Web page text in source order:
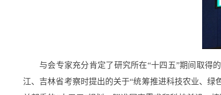
与会专家充分肯定了研究所在“十四五”期间取得
江、吉林省考察时提出的关于“统筹推进科技农业、